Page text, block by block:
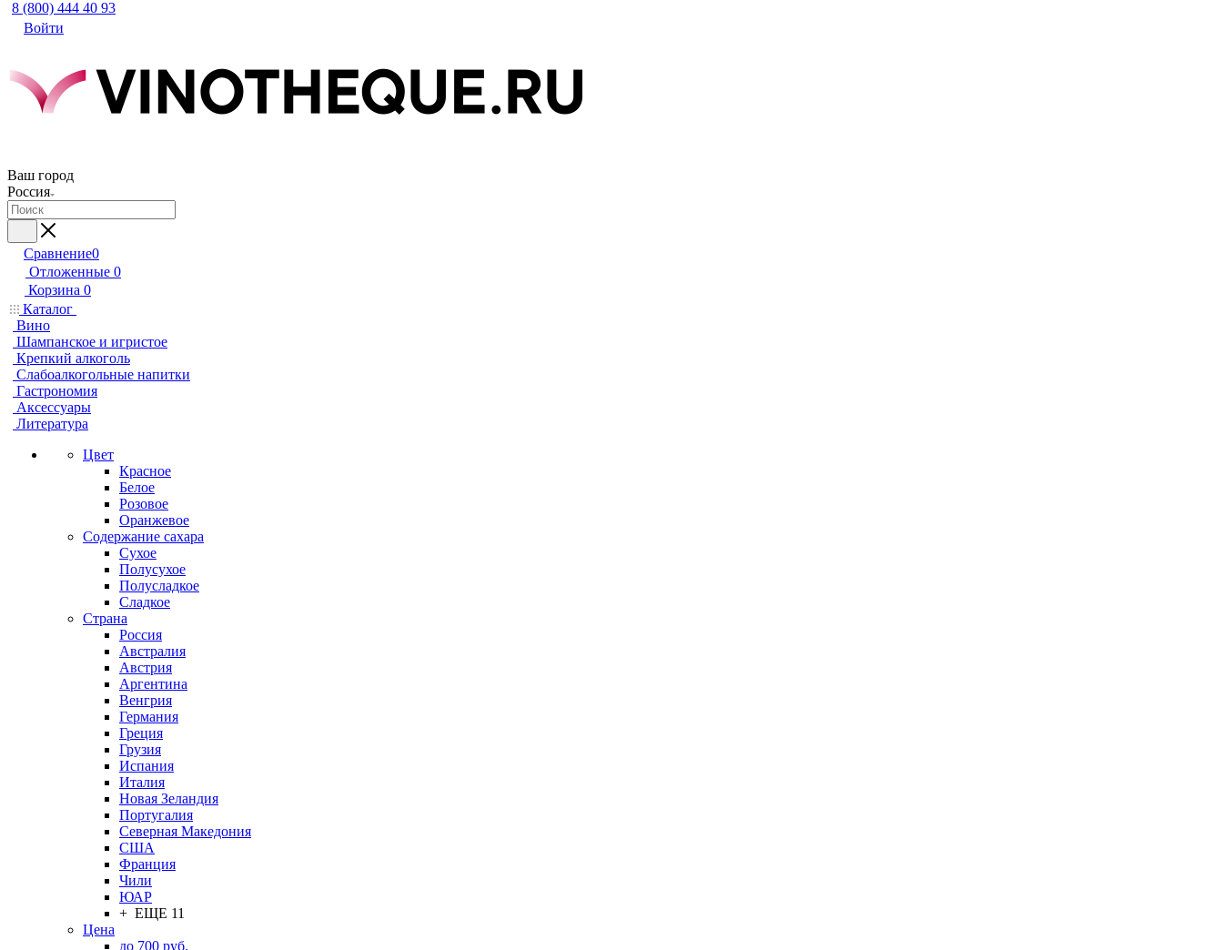
8 (800) 444 40 93
Войти
Ваш город
Россия
Сравнение0
Отложенные 0
Корзина 0
Каталог
Вино
Шампанское и игристое
Крепкий алкоголь
Слабоалкогольные напитки
Гастрономия
Аксессуары
Литература
Цвет
Красное
Белое
Розовое
Оранжевое
Содержание сахара
Сухое
Полусухое
Полусладкое
Сладкое
Страна
Россия
Австралия
Австрия
Аргентина
Венгрия
Германия
Греция
Грузия
Испания
Италия
Новая Зеландия
Португалия
Северная Македония
США
Франция
Чили
ЮАР
+ ЕЩЕ 11
Цена
до 700 руб.